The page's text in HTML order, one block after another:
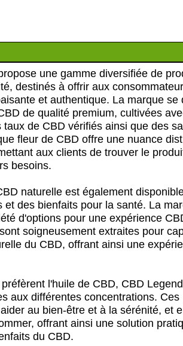
une gamme diversifiée de
destinés à offrir aux
et authentique. La marque se
de qualité premium, cultivées
taux de CBD vérifiés ainsi que des
fleur de CBD offre une nuance
aux clients de trouver le
besoins.
naturelle est également
et des bienfaits pour la santé. La
d'options pour une expérience
soigneusement extraites pour
du CBD, offrant ainsi une
l'huile de CBD, CBD
aux différentes concentrations. Ces
au bien-être et à la sérénité, et
offrant ainsi une solution
du CBD.